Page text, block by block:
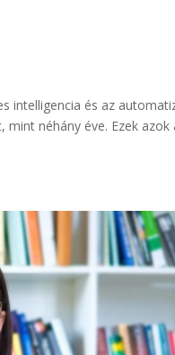
intelligencia és az
néhány éve. Ezek azok